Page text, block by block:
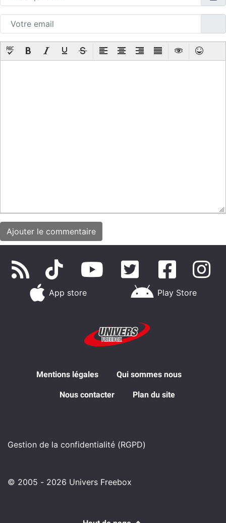
App store Play Store
Mentions légales Qui sommes nous
Nous contacter Plan du site
Gestion de la confidentialité (RGPD)
© 2005 - 2026 Univers Freebox